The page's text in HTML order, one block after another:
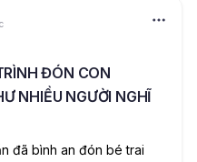
ĐÓN CON
NHIỀU NGƯỜI NGHĨ
đã bình an đón bé trai